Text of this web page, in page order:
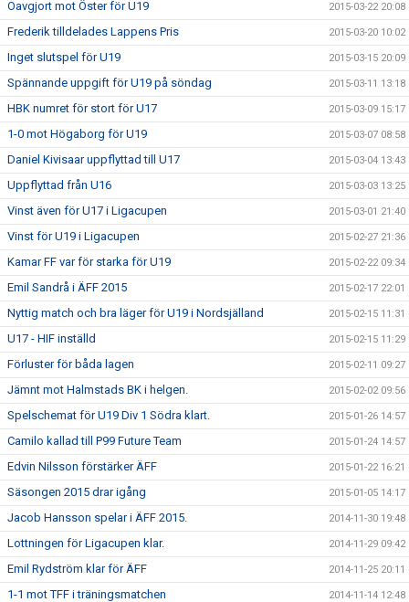
Oavgjort mot Öster för U19 2015-03-22 20:08
Frederik tilldelades Lappens Pris 2015-03-20 10:02
Inget slutspel för U19 2015-03-15 20:09
Spännande uppgift för U19 på söndag 2015-03-11 13:18
HBK numret för stort för U17 2015-03-09 15:17
1-0 mot Högaborg för U19 2015-03-07 08:58
Daniel Kivisaar uppflyttad till U17 2015-03-04 13:43
Uppflyttad från U16 2015-03-03 13:25
Vinst även för U17 i Ligacupen 2015-03-01 21:40
Vinst för U19 i Ligacupen 2015-02-27 21:36
Kamar FF var för starka för U19 2015-02-22 09:34
Emil Sandrå i ÄFF 2015 2015-02-17 22:01
Nyttig match och bra läger för U19 i Nordsjälland 2015-02-15 11:31
U17 - HIF inställd 2015-02-15 11:29
Förluster för båda lagen 2015-02-11 09:27
Jämnt mot Halmstads BK i helgen. 2015-02-02 09:56
Spelschemat för U19 Div 1 Södra klart. 2015-01-26 14:57
Camilo kallad till P99 Future Team 2015-01-24 14:57
Edvin Nilsson förstärker ÄFF 2015-01-22 16:21
Säsongen 2015 drar igång 2015-01-05 14:17
Jacob Hansson spelar i ÄFF 2015. 2014-11-30 19:48
Lottningen för Ligacupen klar. 2014-11-29 09:42
Emil Rydström klar för ÄFF 2014-11-25 20:11
1-1 mot TFF i träningsmatchen 2014-11-14 12:48